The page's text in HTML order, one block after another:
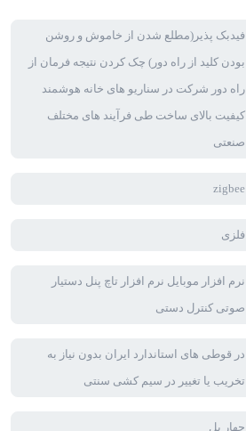
فیدبک پذیر(مطلع شدن از خاموش و روشن
بودن کلید از راه دور) چک کردن نتیجه فرمان از
راه دور شرکت در سناریو های خانه هوشمند
کیفیت بالای ساخت طی فرآیند های مختلف
صنعتی
zigbee
فلزی
نرم افزار موبایل نرم افزار تاچ پنل دستیار
صوتی کنترل دستی
در قوطی های استاندارد ایران بدون نیاز به
تخریب یا تغییر در سیم کشی سنتی
چهار پل